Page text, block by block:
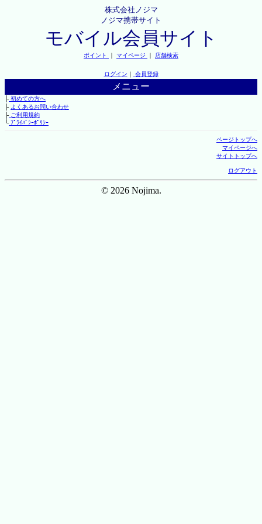
株式会社ノジマ
ノジマ携帯サイト
モバイル会員サイト
ポイント ｜ マイページ ｜ 店舗検索
ログイン ｜ 会員登録
メニュー
├初めての方へ
├ よくあるお問い合わせ
├ご利用規約
└ﾌﾟﾗｲﾊﾞｼｰﾎﾟﾘｼｰ
ページトップへ
マイページへ
サイトトップへ
ログアウト
© 2026 Nojima.